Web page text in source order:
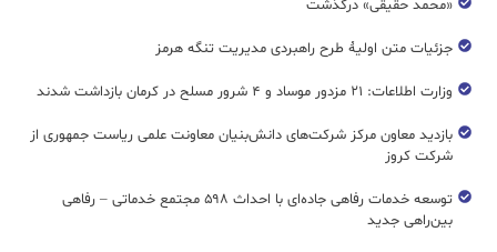
«محمد حقیقی» درگذشت
جزئیات متن اولیۀ طرح راهبردی مدیریت تنگه هرمز
وزارت اطلاعات: ۲۱ مزدور موساد و ۴ شرور مسلح در کرمان بازداشت شدند
بازدید معاون مرکز شرکت‌های دانش‌بنیان معاونت علمی ریاست جمهوری از
شرکت کروز
توسعه خدمات رفاهی جاده‌ای با احداث ۵۹۸ مجتمع خدماتی – رفاهی
بین‌راهی جدید